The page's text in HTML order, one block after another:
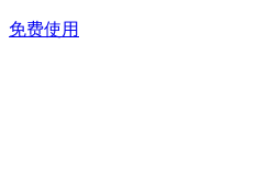
免费使用